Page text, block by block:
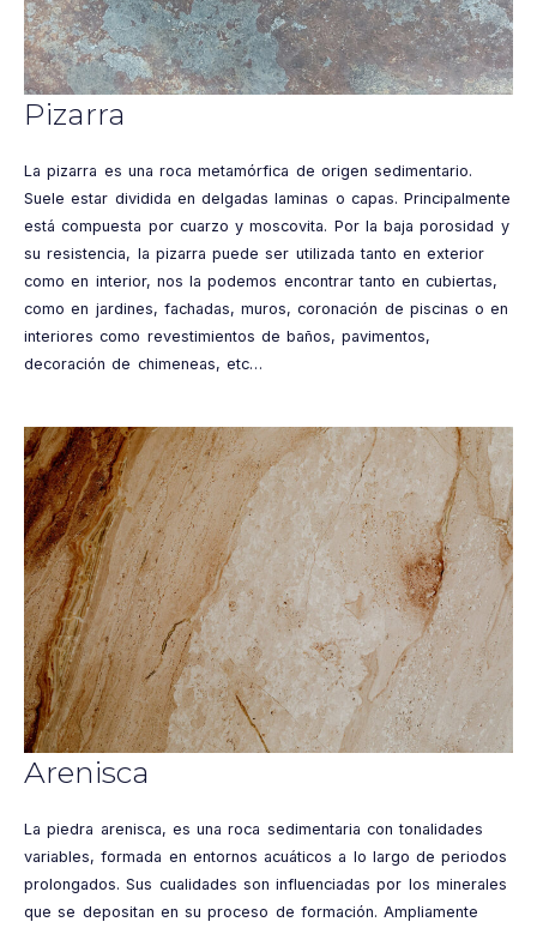
Pizarra
La pizarra es una roca metamórfica de origen sedimentario.
Suele estar dividida en delgadas laminas o capas. Principalmente
está compuesta por cuarzo y moscovita. Por la baja porosidad y
su resistencia, la pizarra puede ser utilizada tanto en exterior
como en interior, nos la podemos encontrar tanto en cubiertas,
como en jardines, fachadas, muros, coronación de piscinas o en
interiores como revestimientos de baños, pavimentos,
decoración de chimeneas, etc…
Arenisca
La piedra arenisca, es una roca sedimentaria con tonalidades
variables, formada en entornos acuáticos a lo largo de periodos
prolongados. Sus cualidades son influenciadas por los minerales
que se depositan en su proceso de formación. Ampliamente